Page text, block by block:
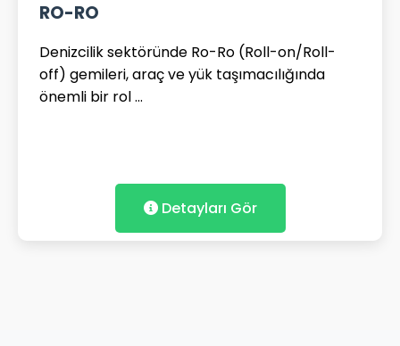
RO-RO
Denizcilik sektöründe Ro-Ro (Roll-on/Roll-
off) gemileri, araç ve yük taşımacılığında
önemli bir rol ...
Detayları Gör